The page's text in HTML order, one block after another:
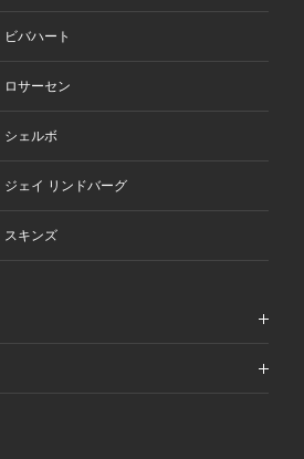
ビバハート
ロサーセン
シェルボ
ジェイ リンドバーグ
スキンズ